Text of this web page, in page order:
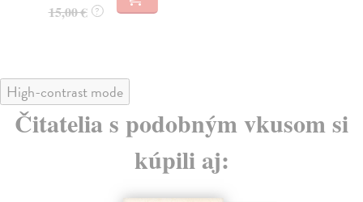
15,00 € ?
High-contrast mode
Čitatelia s podobným vkusom si
kúpili aj: